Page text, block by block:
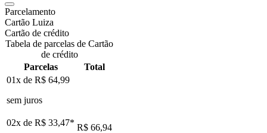
Parcelamento
Cartão Luiza
Cartão de crédito
Tabela de parcelas de Cartão
de crédito
Parcelas
Total
01x de R$ 64,99
sem juros
02x de R$ 33,47* R$ 66,94